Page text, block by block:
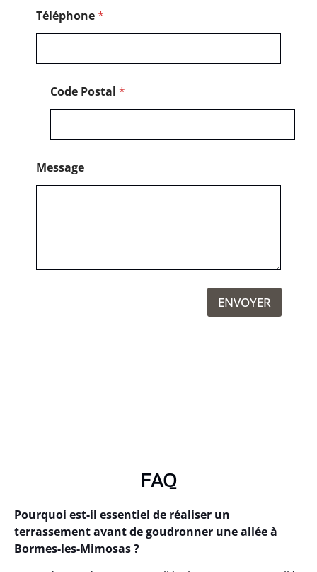
a
Téléphone*
Code Postal *
Message
ENVOYER
FAQ
Pourquoi est-il essentiel de réaliser un
terrassement avant de goudronner une allée à
Bormes-les-Mimosas ?